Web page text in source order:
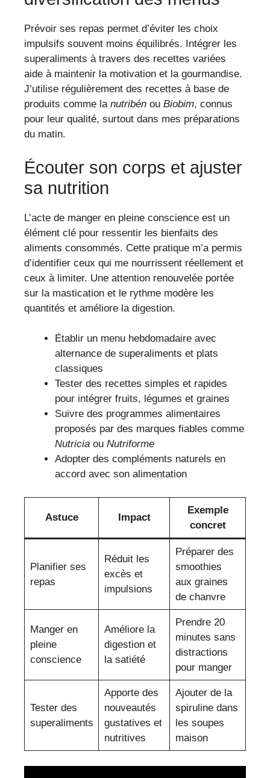
Prévoir ses repas permet d’éviter les choix
impulsifs souvent moins équilibrés. Intégrer les
superaliments à travers des recettes variées
aide à maintenir la motivation et la gourmandise.
J’utilise régulièrement des recettes à base de
produits comme la nutribén ou Biobim, connus
pour leur qualité, surtout dans mes préparations
du matin.
Écouter son corps et ajuster
sa nutrition
L’acte de manger en pleine conscience est un
élément clé pour ressentir les bienfaits des
aliments consommés. Cette pratique m’a permis
d’identifier ceux qui me nourrissent réellement et
ceux à limiter. Une attention renouvelée portée
sur la mastication et le rythme modère les
quantités et améliore la digestion.
Établir un menu hebdomadaire avec
alternance de superaliments et plats
classiques
Tester des recettes simples et rapides
pour intégrer fruits, légumes et graines
Suivre des programmes alimentaires
proposés par des marques fiables comme
Nutricia ou Nutriforme
Adopter des compléments naturels en
accord avec son alimentation
Astuce Impact
Exemple
concret
Planifier ses
repas
Réduit les
excès et
impulsions
Préparer des
smoothies
aux graines
de chanvre
Manger en
pleine
conscience
Améliore la
digestion et
la satiété
Prendre 20
minutes sans
distractions
pour manger
Tester des
superaliments
Apporte des
nouveautés
gustatives et
nutritives
Ajouter de la
spiruline dans
les soupes
maison